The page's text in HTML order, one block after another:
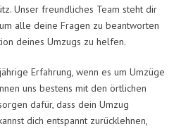
Unser freundliches Team steht dir
alle deine Fragen zu beantworten
deines Umzugs zu helfen.
Erfahrung, wenn es um Umzüge
uns bestens mit den örtlichen
dafür, dass dein Umzug
dich entspannt zurücklehnen,